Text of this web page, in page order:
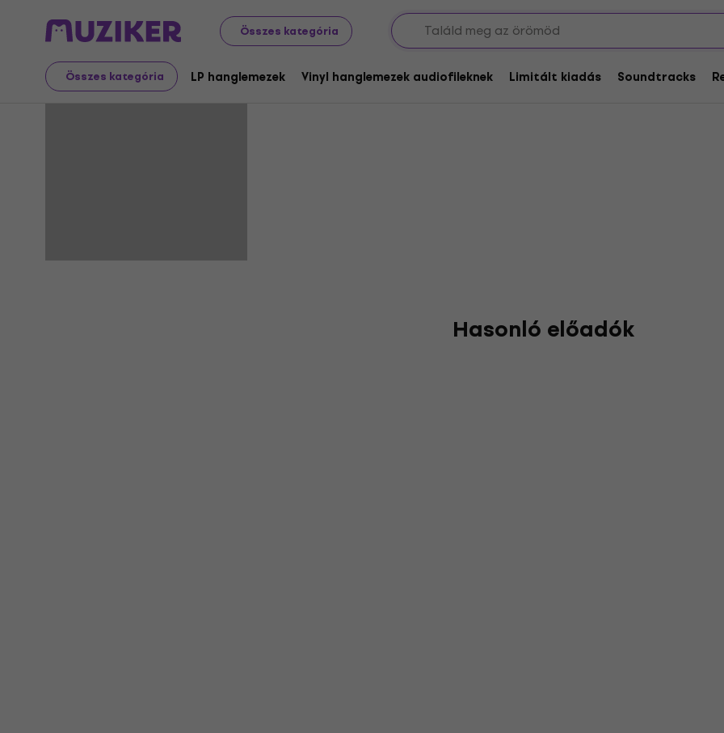
Összes kategória
Összes kategória LP hanglemezek Vinyl hanglemezek audiofileknek Limitált kiadás Soundtracks
Tachka
Hasonló előadók